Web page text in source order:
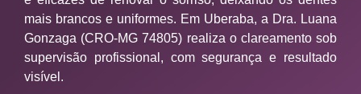
mais brancos e uniformes. Em Uberaba, a Dra. Luana
Gonzaga (CRO-MG 74805) realiza o clareamento sob
supervisão profissional, com segurança e resultado
visível.